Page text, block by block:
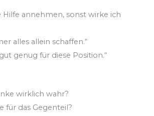
Hilfe annehmen, sonst wirke ich
alles allein schaffen.“
genug für diese Position.“
wirklich wahr?
für das Gegenteil?